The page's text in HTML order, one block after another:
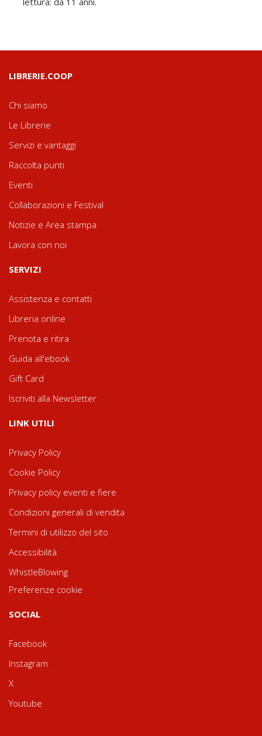
LIBRERIE.COOP
Chi siamo
Le Librerie
Servizi e vantaggi
Raccolta punti
Eventi
Collaborazioni e Festival
Notizie e Area stampa
Lavora con noi
SERVIZI
Assistenza e contatti
Libreria online
Prenota e ritira
Guida all'ebook
Gift Card
Iscriviti alla Newsletter
LINK UTILI
Privacy Policy
Cookie Policy
Privacy policy eventi e fiere
Condizioni generali di vendita
Termini di utilizzo del sito
Accessibilità
WhistleBlowing
Preferenze cookie
SOCIAL
Facebook
Instagram
X
Youtube